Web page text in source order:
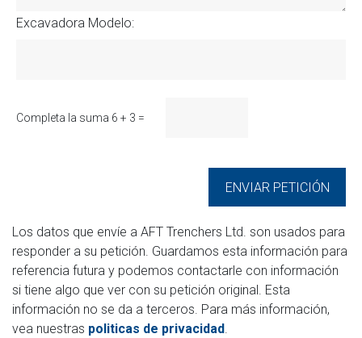
Excavadora Modelo:
Completa la suma 6 + 3 =
Los datos que envíe a AFT Trenchers Ltd. son usados para
responder a su petición. Guardamos esta información para
referencia futura y podemos contactarle con información
si tiene algo que ver con su petición original. Esta
información no se da a terceros. Para más información,
vea nuestras politicas de privacidad.